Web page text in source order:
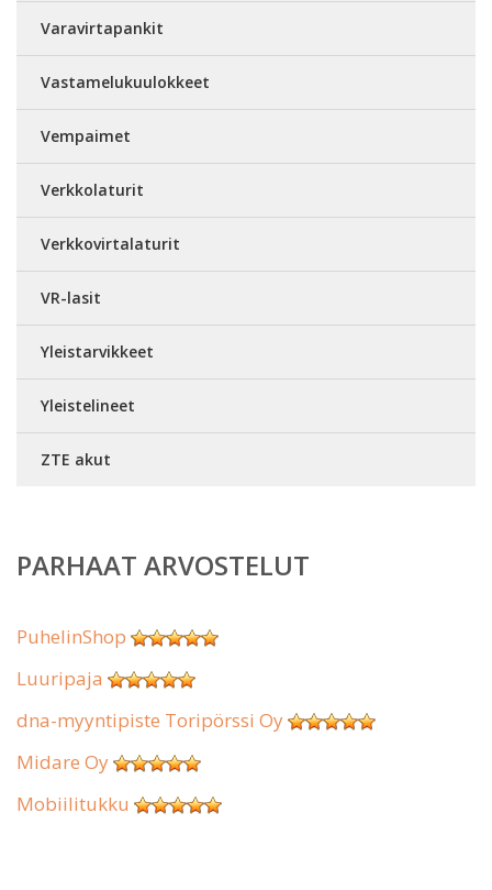
Varavirtapankit
Vastamelukuulokkeet
Vempaimet
Verkkolaturit
Verkkovirtalaturit
VR-lasit
Yleistarvikkeet
Yleistelineet
ZTE akut
PARHAAT ARVOSTELUT
PuhelinShop
Luuripaja
dna-myyntipiste Toripörssi Oy
Midare Oy
Mobiilitukku